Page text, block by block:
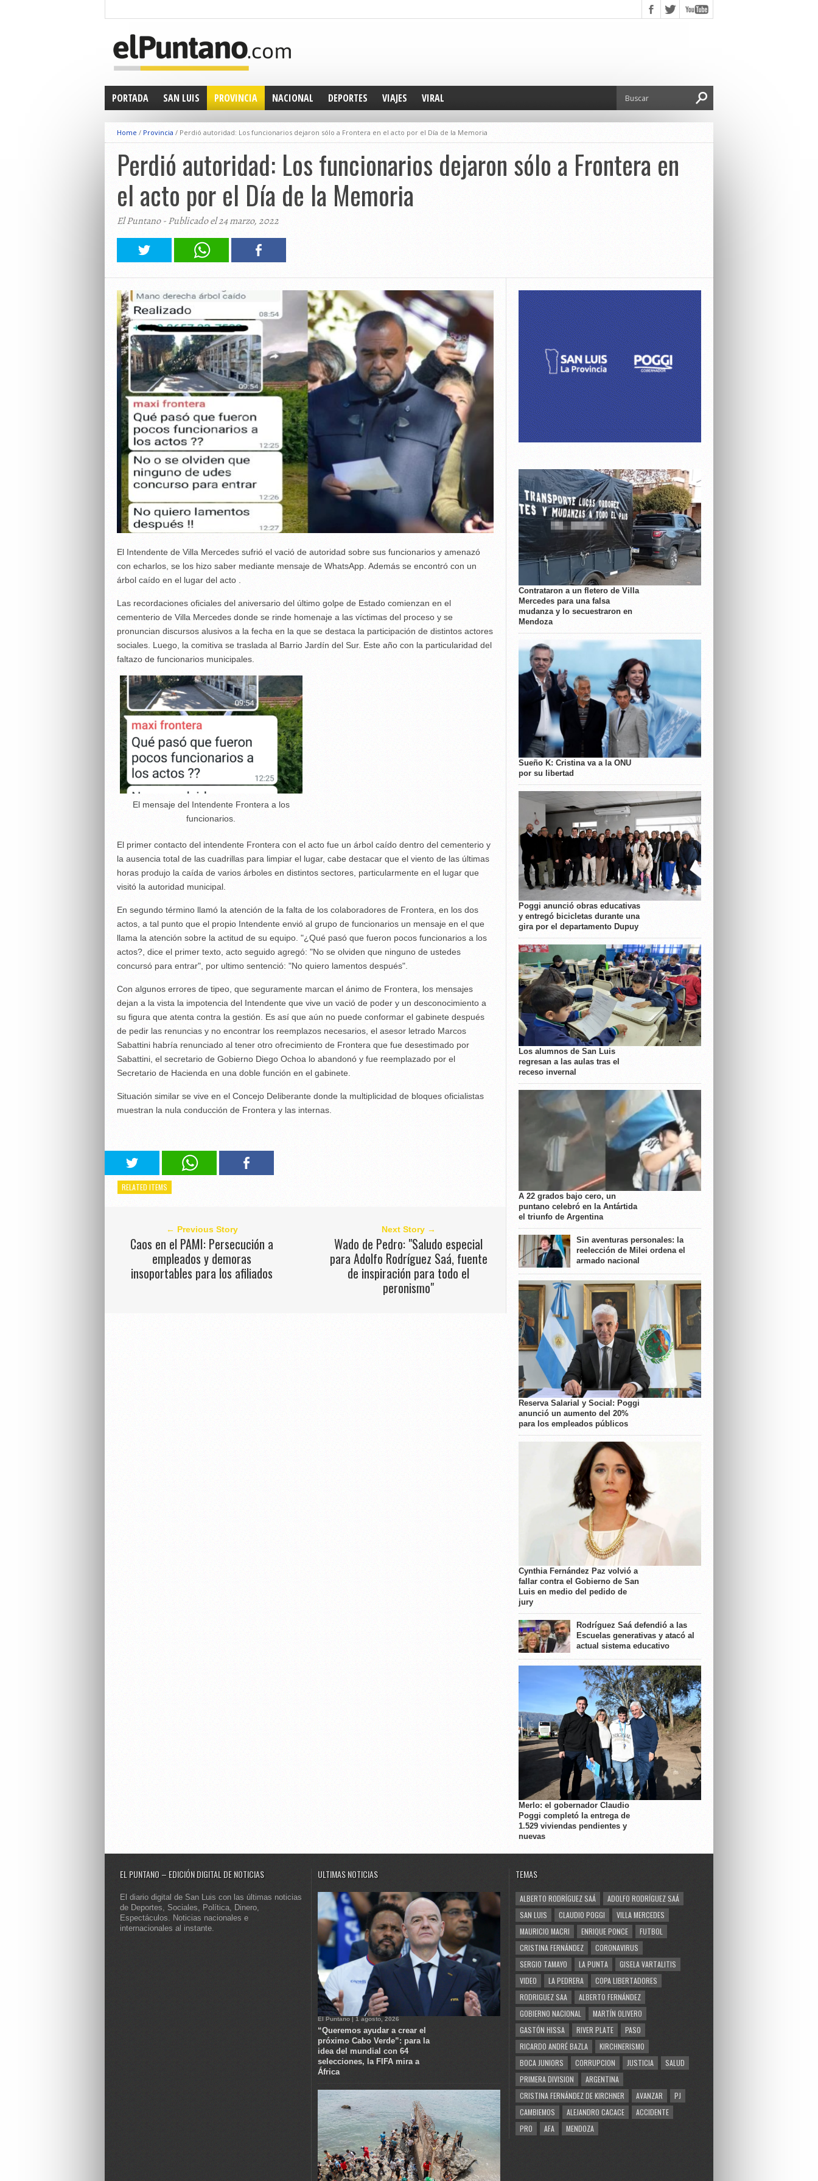
PORTADA SAN LUIS PROVINCIA NACIONAL DEPORTES VIAJES VIRAL
Home / Provincia / Perdió autoridad: Los funcionarios dejaron sólo a Frontera en el acto por el Día de la Memoria
Perdió autoridad: Los funcionarios dejaron sólo a Frontera en
el acto por el Día de la Memoria
El Puntano - Publicado el 24 marzo, 2022
El Intendente de Villa Mercedes sufrió el vació de autoridad sobre sus funcionarios y amenazó
con echarlos, se los hizo saber mediante mensaje de WhatsApp. Además se encontró con un
árbol caído en el lugar del acto .
Las recordaciones oficiales del aniversario del último golpe de Estado comienzan en el
cementerio de Villa Mercedes donde se rinde homenaje a las víctimas del proceso y se
pronuncian discursos alusivos a la fecha en la que se destaca la participación de distintos actores
sociales. Luego, la comitiva se traslada al Barrio Jardín del Sur. Este año con la particularidad del
faltazo de funcionarios municipales.
El mensaje del Intendente Frontera a los
funcionarios.
El primer contacto del intendente Frontera con el acto fue un árbol caído dentro del cementerio y
la ausencia total de las cuadrillas para limpiar el lugar, cabe destacar que el viento de las últimas
horas produjo la caída de varios árboles en distintos sectores, particularmente en el lugar que
visitó la autoridad municipal.
En segundo término llamó la atención de la falta de los colaboradores de Frontera, en los dos
actos, a tal punto que el propio Intendente envió al grupo de funcionarios un mensaje en el que
llama la atención sobre la actitud de su equipo. "¿Qué pasó que fueron pocos funcionarios a los
actos?, dice el primer texto, acto seguido agregó: "No se olviden que ninguno de ustedes
concursó para entrar", por ultimo sentenció: "No quiero lamentos después".
Con algunos errores de tipeo, que seguramente marcan el ánimo de Frontera, los mensajes
dejan a la vista la impotencia del Intendente que vive un vació de poder y un desconocimiento a
su figura que atenta contra la gestión. Es así que aún no puede conformar el gabinete después
de pedir las renuncias y no encontrar los reemplazos necesarios, el asesor letrado Marcos
Sabattini habría renunciado al tener otro ofrecimiento de Frontera que fue desestimado por
Sabattini, el secretario de Gobierno Diego Ochoa lo abandonó y fue reemplazado por el
Secretario de Hacienda en una doble función en el gabinete.
Situación similar se vive en el Concejo Deliberante donde la multiplicidad de bloques oficialistas
muestran la nula conducción de Frontera y las internas.
RELATED ITEMS
← Previous Story
Caos en el PAMI: Persecución a
empleados y demoras
insoportables para los afiliados
Next Story →
Wado de Pedro: "Saludo especial
para Adolfo Rodríguez Saá, fuente
de inspiración para todo el
peronismo"
Contrataron a un fletero de Villa
Mercedes para una falsa
mudanza y lo secuestraron en
Mendoza
Sueño K: Cristina va a la ONU
por su libertad
Poggi anunció obras educativas
y entregó bicicletas durante una
gira por el departamento Dupuy
Los alumnos de San Luis
regresan a las aulas tras el
receso invernal
A 22 grados bajo cero, un
puntano celebró en la Antártida
el triunfo de Argentina
Sin aventuras personales: la
reelección de Milei ordena el
armado nacional
Reserva Salarial y Social: Poggi
anunció un aumento del 20%
para los empleados públicos
Cynthia Fernández Paz volvió a
fallar contra el Gobierno de San
Luis en medio del pedido de
jury
Rodríguez Saá defendió a las
Escuelas generativas y atacó al
actual sistema educativo
Merlo: el gobernador Claudio
Poggi completó la entrega de
1.529 viviendas pendientes y
nuevas
EL PUNTANO – EDICIÓN DIGITAL DE NOTICIAS
El diario digital de San Luis con las últimas noticias
de Deportes, Sociales, Política, Dinero,
Espectáculos. Noticias nacionales e
internacionales al instante.
ULTIMAS NOTICIAS
El Puntano | 1 agosto, 2026
“Queremos ayudar a crear el
próximo Cabo Verde”: para la
idea del mundial con 64
selecciones, la FIFA mira a
África
TEMAS
ALBERTO RODRÍGUEZ SAÁ
ADOLFO RODRÍGUEZ SAÁ
SAN LUIS
CLAUDIO POGGI
VILLA MERCEDES
MAURICIO MACRI
ENRIQUE PONCE
FUTBOL
CRISTINA FERNÁNDEZ
CORONAVIRUS
SERGIO TAMAYO
LA PUNTA
GISELA VARTALITIS
VIDEO
LA PEDRERA
COPA LIBERTADORES
RODRIGUEZ SAA
ALBERTO FERNÁNDEZ
GOBIERNO NACIONAL
MARTÍN OLIVERO
GASTÓN HISSA
RIVER PLATE
PASO
RICARDO ANDRÉ BAZLA
KIRCHNERISMO
BOCA JUNIORS
CORRUPCION JUSTICIA
SALUD
PRIMERA DIVISION
ARGENTINA
CRISTINA FERNÁNDEZ DE KIRCHNER
AVANZAR
PJ
CAMBIEMOS
ALEJANDRO CACACE
ACCIDENTE
PRO
AFA MENDOZA